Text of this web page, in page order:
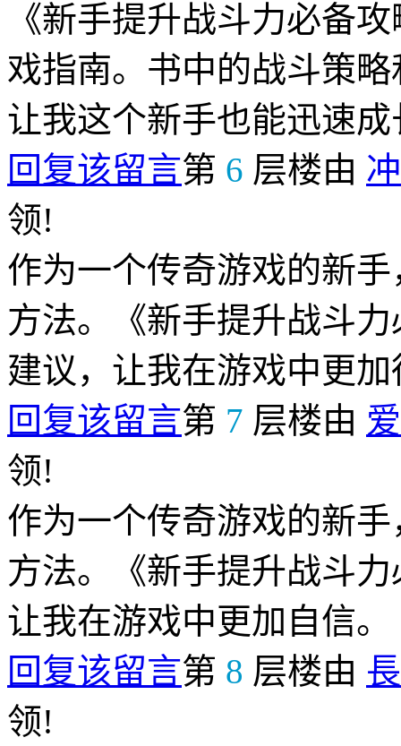
《新手提升战斗力必备
戏指南。书中的战斗策
让我这个新手也能迅速
回复该留言第 6 层楼由
领!
作为一个传奇游戏的新
方法。《新手提升战斗
建议，让我在游戏中更
回复该留言第 7 层楼由
领!
作为一个传奇游戏的新
方法。《新手提升战斗
让我在游戏中更加自信。
回复该留言第 8 层楼由
领!